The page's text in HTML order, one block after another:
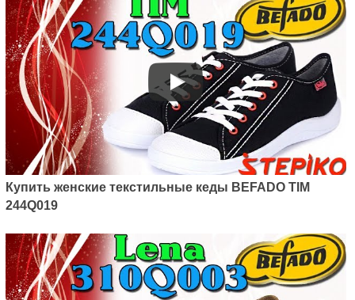
Купить женские текстильные кеды BEFADO TIM
244Q019